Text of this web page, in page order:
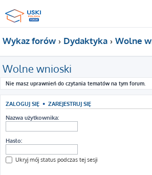
Wykaz forów Dydaktyka Wolne
Wolne wnioski
Nie masz uprawnień do czytania tematów na tym forum.
ZALOGUJ SIĘ • ZAREJESTRUJ SIĘ
Nazwa użytkownika:
Hasło:
Ukryj mój status podczas tej sesji